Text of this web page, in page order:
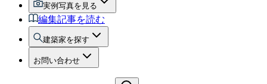
実例写真を見る
編集記事を読む
建築家を探す
お問い合わせ